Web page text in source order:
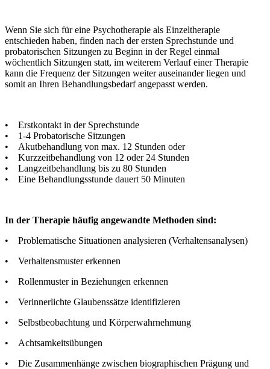
Wenn Sie sich für eine Psychotherapie als Einzeltherapie
entschieden haben, finden nach der ersten Sprechstunde und
probatorischen Sitzungen zu Beginn in der Regel einmal
wöchentlich Sitzungen statt, im weiterem Verlauf einer Therapie
kann die Frequenz der Sitzungen weiter auseinander liegen und
somit an Ihren Behandlungsbedarf angepasst werden.
• Erstkontakt in der Sprechstunde
• 1-4 Probatorische Sitzungen
• Akutbehandlung von max. 12 Stunden oder
• Kurzzeitbehandlung von 12 oder 24 Stunden
• Langzeitbehandlung bis zu 80 Stunden
• Eine Behandlungsstunde dauert 50 Minuten
In der Therapie häufig angewandte Methoden sind:
• Problematische Situationen analysieren (Verhaltensanalysen)
• Verhaltensmuster erkennen
• Rollenmuster in Beziehungen erkennen
• Verinnerlichte Glaubenssätze identifizieren
• Selbstbeobachtung und Körperwahrnehmung
• Achtsamkeitsübungen
• Die Zusammenhänge zwischen biographischen Prägung und